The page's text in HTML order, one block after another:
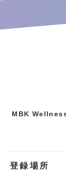
MBK
登録場所